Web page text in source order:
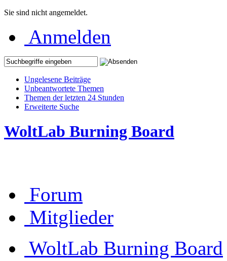
Sie sind nicht angemeldet.
Anmelden
Ungelesene Beiträge
Unbeantwortete Themen
Themen der letzten 24 Stunden
Erweiterte Suche
WoltLab Burning Board
Forum
Mitglieder
WoltLab Burning Board